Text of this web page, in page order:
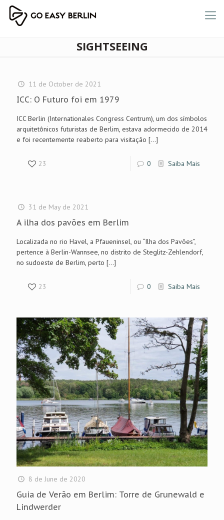
SIGHTSEEING
11 de October de 2021
ICC: O Futuro foi em 1979
ICC Berlin (Internationales Congress Centrum), um dos símbolos
arquitetônicos futuristas de Berlim, estava adormecido de 2014
e foi recentemente reaberto para visitação […]
23 0 Saiba Mais
31 de May de 2021
A ilha dos pavões em Berlim
Localizada no rio Havel, a Pfaueninsel, ou “Ilha dos Pavões”,
pertence à Berlin-Wannsee, no distrito de Steglitz-Zehlendorf,
no sudoeste de Berlim, perto […]
23 0 Saiba Mais
8 de June de 2020
Guia de Verão em Berlim: Torre de Grunewald e
Lindwerder